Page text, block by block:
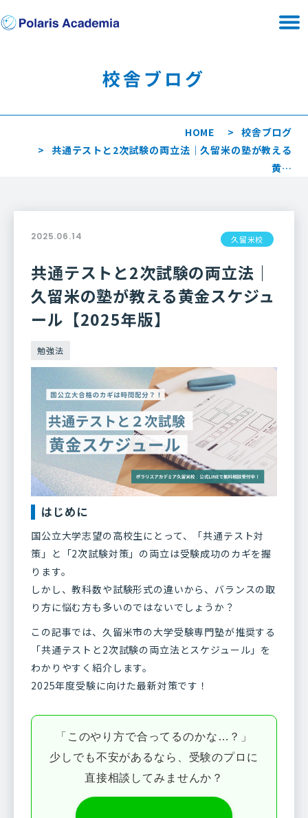
校舎ブログ
HOME
校舎ブログ
共通テストと2次試験の両立法｜久留米の塾が教える
黄…
2025.06.14 久留米校
共通テストと2次試験の両立法｜
久留米の塾が教える黄金スケジュ
ール【2025年版】
勉強法
はじめに
国公立大学志望の高校生にとって、「共通テスト対
策」と「2次試験対策」の両立は受験成功のカギを握
ります。
しかし、教科数や試験形式の違いから、バランスの取
り方に悩む方も多いのではないでしょうか？
この記事では、久留米市の大学受験専門塾が推奨する
「共通テストと2次試験の両立法とスケジュール」を
わかりやすく紹介します。
2025年度受験に向けた最新対策です！
「このやり方で合ってるのかな…？」
少しでも不安があるなら、受験のプロに
直接相談してみませんか？